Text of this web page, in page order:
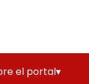
el portal▾